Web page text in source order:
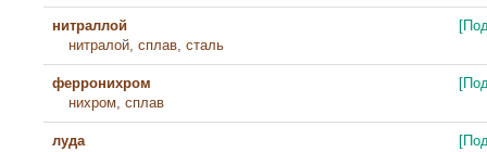
нитраллой
нитралой, сплав, сталь
ферронихром
нихром, сплав
луда